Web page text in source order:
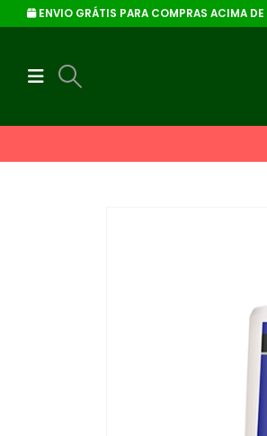
ENVIO GRÁTIS PARA COMPRAS ACIMA